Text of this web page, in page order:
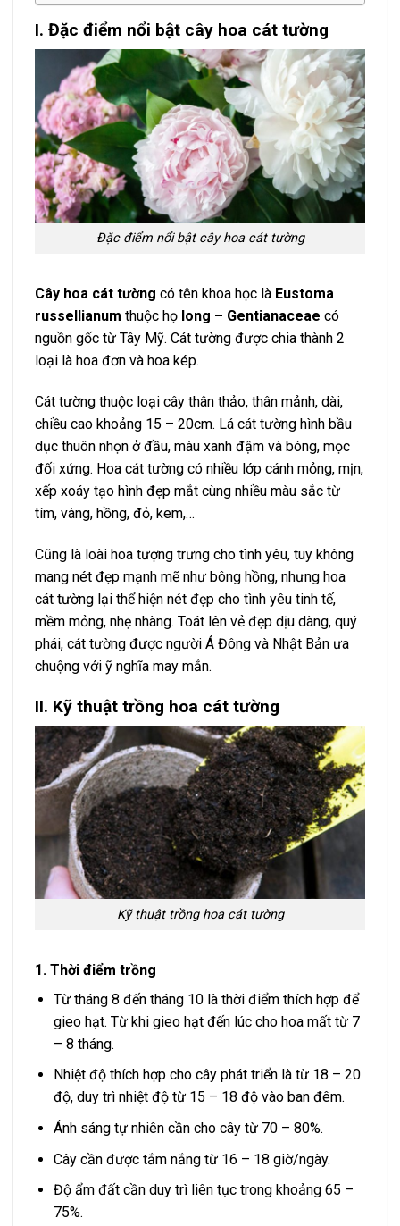
I. Đặc điểm nổi bật cây hoa cát tường
Đặc điểm nổi bật cây hoa cát tường
Cây hoa cát tường có tên khoa học là Eustoma
russellianum thuộc họ long – Gentianaceae có
nguồn gốc từ Tây Mỹ. Cát tường được chia thành 2
loại là hoa đơn và hoa kép.
Cát tường thuộc loại cây thân thảo, thân mảnh, dài,
chiều cao khoảng 15 – 20cm. Lá cát tường hình bầu
dục thuôn nhọn ở đầu, màu xanh đậm và bóng, mọc
đối xứng. Hoa cát tường có nhiều lớp cánh mỏng, mịn,
xếp xoáy tạo hình đẹp mắt cùng nhiều màu sắc từ
tím, vàng, hồng, đỏ, kem,…
Cũng là loài hoa tượng trưng cho tình yêu, tuy không
mang nét đẹp mạnh mẽ như bông hồng, nhưng hoa
cát tường lại thể hiện nét đẹp cho tình yêu tinh tế,
mềm mỏng, nhẹ nhàng. Toát lên vẻ đẹp dịu dàng, quý
phái, cát tường được người Á Đông và Nhật Bản ưa
chuộng với ỹ nghĩa may mắn.
II. Kỹ thuật trồng hoa cát tường
Kỹ thuật trồng hoa cát tường
1. Thời điểm trồng
Từ tháng 8 đến tháng 10 là thời điểm thích hợp để
gieo hạt. Từ khi gieo hạt đến lúc cho hoa mất từ 7
– 8 tháng.
Nhiệt độ thích hợp cho cây phát triển là từ 18 – 20
độ, duy trì nhiệt độ từ 15 – 18 độ vào ban đêm.
Ánh sáng tự nhiên cần cho cây từ 70 – 80%.
Cây cần được tắm nắng từ 16 – 18 giờ/ngày.
Độ ẩm đất cần duy trì liên tục trong khoảng 65 –
75%.